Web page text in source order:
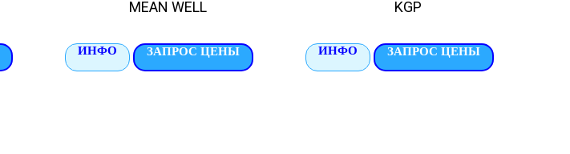
MEAN WELL
ИНФО ЗАПРОС ЦЕНЫ
KGP
ИНФО ЗАПРОС ЦЕНЫ